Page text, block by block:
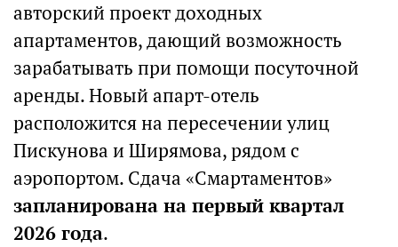
авторский проект доходных
апартаментов, дающий возможность
зарабатывать при помощи посуточной
аренды. Новый апарт-отель
расположится на пересечении улиц
Пискунова и Ширямова, рядом с
аэропортом. Сдача «Смартаментов»
запланирована на первый квартал
2026 года.